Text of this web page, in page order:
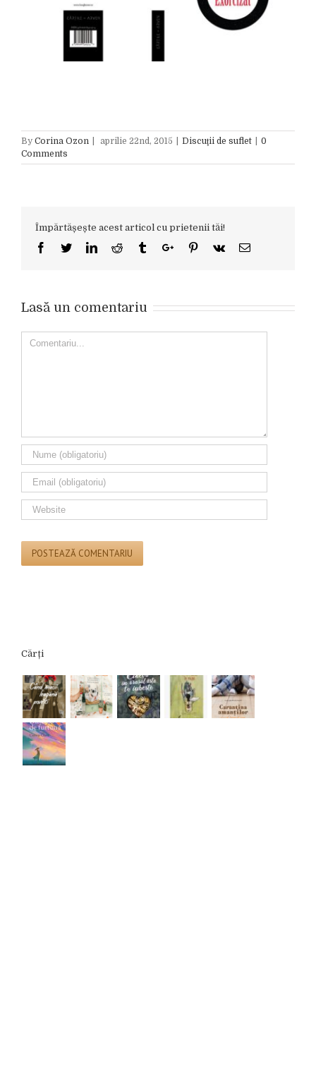
By Corina Ozon aprilie 22nd, 2015 Discuţii de suflet
0
Comments
Împărtășește acest articol cu prietenii tăi!
Facebook
TwitterLinkedinReddit TumblrGoogle+Pinterest
Vk Email
Lasă un comentariu
Comment
Cărți